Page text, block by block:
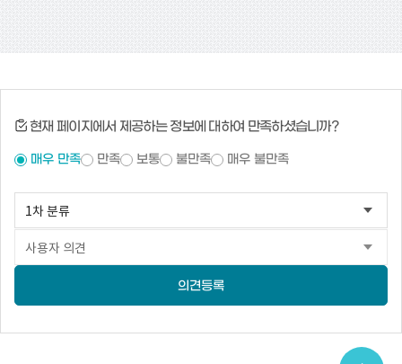
현재 페이지에서 제공하는 정보에 대하여 만족하셨습니까?
매우 만족 만족 보통 불만족 매우 불만족
의견등록